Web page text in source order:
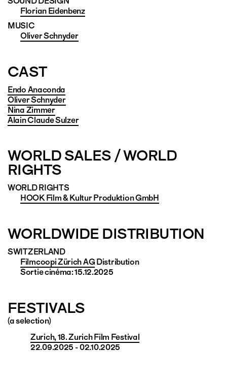
Florian Eidenbenz
MUSIC
Oliver Schnyder
CAST
Endo Anaconda
Oliver Schnyder
Nina Zimmer
Alain Claude Sulzer
WORLD SALES / WORLD
RIGHTS
WORLD RIGHTS
HOOK Film & Kultur Produktion GmbH
WORLDWIDE DISTRIBUTION
SWITZERLAND
Filmcoopi Zürich AGDistribution
Sortie cinéma: 15.12.2025
FESTIVALS
(a selection)
Zurich, 18. Zurich Film Festival
22.09.2025 - 02.10.2025